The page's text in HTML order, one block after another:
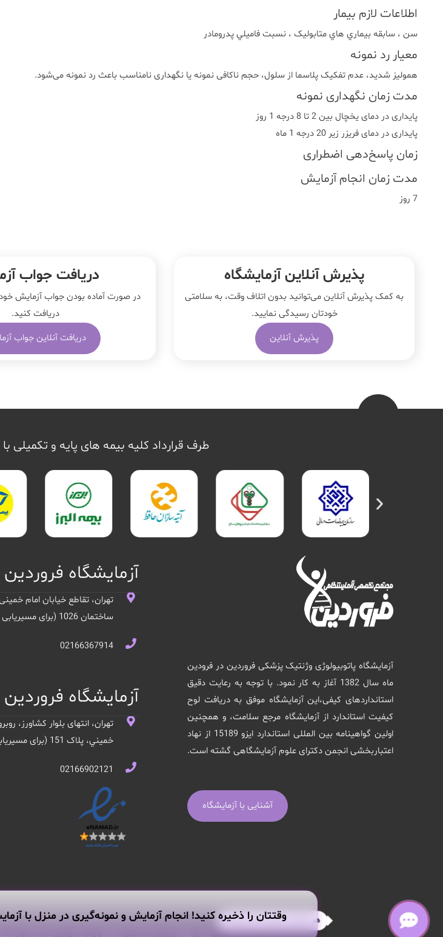
اطلاعات لازم بیمار
سن ، سابقه بيماري هاي متابوليک ، نسبت فاميلي پدرومادر
معیار رد نمونه
همولیز شدید، عدم تفکیک پلاسما از سلول، حجم ناکافی نمونه یا نگهداری نامناسب باعث رد نمونه می‌شود.
مدت زمان نگهداری نمونه
پایداری در دمای یخچال بین 2 تا 8 درجه 1 روز
پایداری در دمای فریزر زیر 20 درجه 1 ماه
زمان پاسخ‌دهی اضطراری
مدت زمان انجام آزمایش
7 روز
پذیرش آنلاین آزمایشگاه
به کمک پذیرش آنلاین می‌توانید بدون اتلاف وقت، به سلامتی
خودتان رسیدگی نمایید.
پذیرش آنلاین
دریافت جواب
در صورت آماده بودن جواب آزمایش
دریافت کنید.
دریافت آنلاین جواب
هر سوالی داری از من بپرس!
طرف قرارداد کلیه بیمه های پایه و
آزمایشگاه پاتوبیولوژی وژنتیک پزشکی فروردین در فرودین
ماه سال 1382 آغاز به کار نمود. با توجه به رعایت دقیق
استانداردهای کیفی،این آزمایشگاه موفق به دریافت لوح
کیفیت استاندارد از آزمایشگاه مرجع سلامت، و همچنین
اولین گواهینامه بین المللی استاندارد ایزو 15189 از نهاد
اعتباربخشی انجمن دکترای علوم آزمایشگاهی گشته است.
آشنایی با آزمایشگاه
آزمایشگاه فروردین
تهران، تقاطع خیابان امام
ساختمان 1026 (برای مسیریابی ضربه بزنید)
02166367914
آزمایشگاه
تهران، انتهای بلوار کشاورز،
خميني، پلاک 151 (برای مسیریابی ضربه بزنید)
02166902121
وقتتان را ذخیره کنید! انجام آزمایش و نمونه‌گیری در منزل با